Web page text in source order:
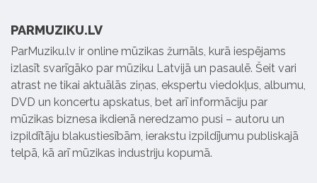
PARMUZIKU.LV
ParMuziku.lv ir online mūzikas žurnāls, kurā iespējams
izlasīt svarīgāko par mūziku Latvijā un pasaulē. Šeit vari
atrast ne tikai aktuālās ziņas, ekspertu viedokļus, albumu,
DVD un koncertu apskatus, bet arī informāciju par
mūzikas biznesa ikdienā neredzamo pusi – autoru un
izpildītāju blakustiesībām, ierakstu izpildījumu publiskajā
telpā, kā arī mūzikas industriju kopumā.